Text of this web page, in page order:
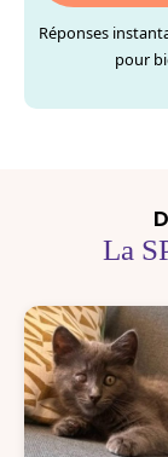
Réponses
pour
La